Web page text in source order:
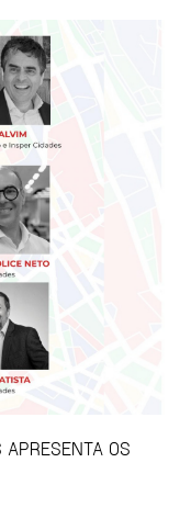
OS